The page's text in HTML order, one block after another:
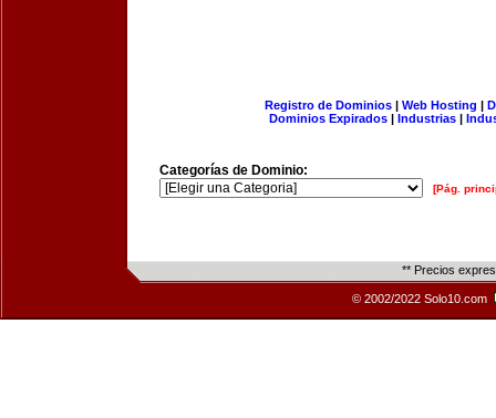
Registro de Dominios| Web Hosting |
Dominios Expirados | Industrias |
Categorías de Dominio:
[Pág.
** Precios
© 2002/2022 Solo10.com